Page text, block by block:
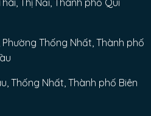
Thị Nải, Thành phố Qui
Phường Thống Nhất, Thành phố
Thống Nhất, Thành phố Biên